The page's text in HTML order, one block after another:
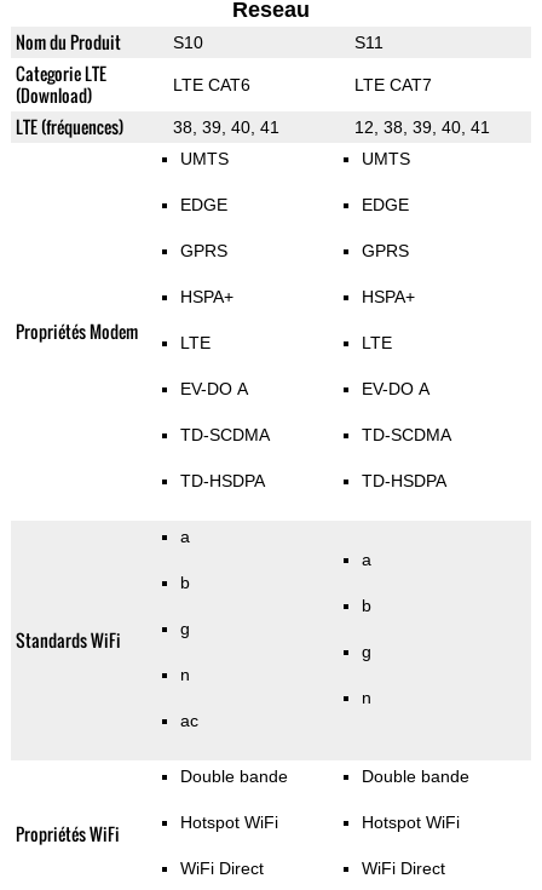
Reseau
Nom du Produit S10 S11
Categorie LTE
(Download)
LTE CAT6 LTE CAT7
LTE (fréquences) 38, 39, 40, 41 12, 38, 39, 40, 41
Propriétés Modem
UMTS
EDGE
GPRS
HSPA+
LTE
EV-DO A
TD-SCDMA
TD-HSDPA
UMTS
EDGE
GPRS
HSPA+
LTE
EV-DO A
TD-SCDMA
TD-HSDPA
Standards WiFi
a
b
g
n
ac
a
b
g
n
Propriétés WiFi
Double bande
Hotspot WiFi
WiFi Direct
Double bande
Hotspot WiFi
WiFi Direct